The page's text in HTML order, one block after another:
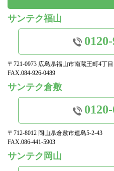
サンテク福山
〒721-0973 広島県福山市南蔵王町4丁目
FAX.084-926-0489
サンテク倉敷
〒712-8012 岡山県倉敷市連島5-2-43
FAX.086-441-5903
サンテク岡山